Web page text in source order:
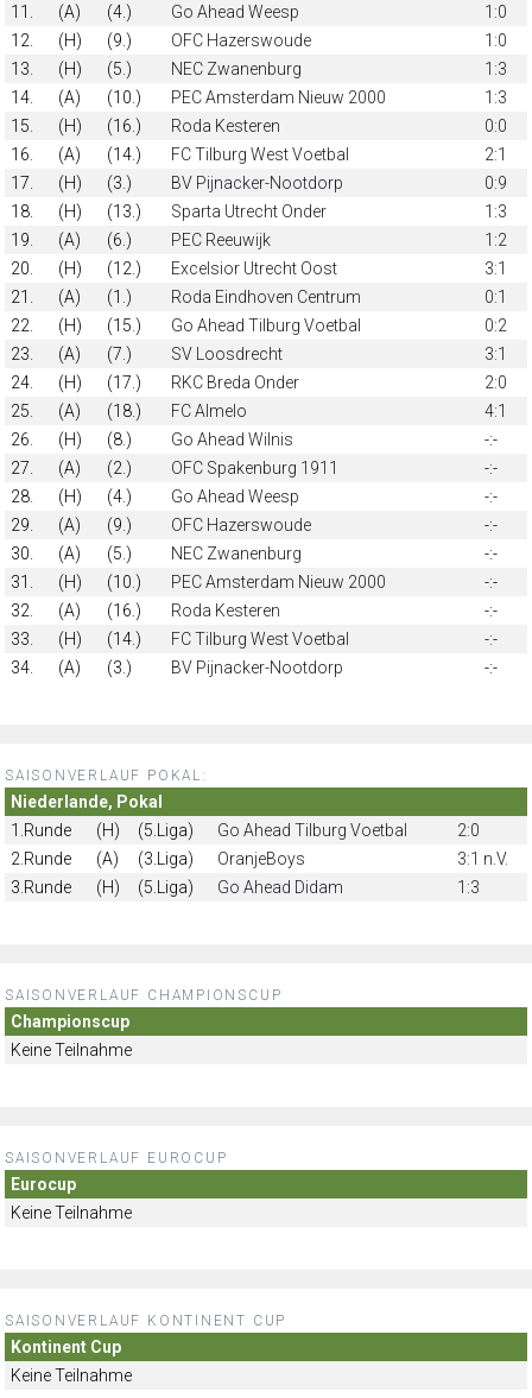
11.
(A) (4.) Go Ahead Weesp
1:0
12.
(H) (9.) OFC Hazerswoude
1:0
13.
(H) (5.) NEC Zwanenburg
1:3
14.
(A) (10.) PEC Amsterdam Nieuw 2000
1:3
15.
(H) (16.) Roda Kesteren
0:0
16.
(A) (14.) FC Tilburg West Voetbal
2:1
17.
(H) (3.) BV Pijnacker-Nootdorp
0:9
18.
(H) (13.) Sparta Utrecht Onder
1:3
19.
(A) (6.) PEC Reeuwijk
1:2
20.
(H) (12.) Excelsior Utrecht Oost
3:1
21.
(A) (1.) Roda Eindhoven Centrum
0:1
22.
(H) (15.) Go Ahead Tilburg Voetbal
0:2
23.
(A) (7.) SV Loosdrecht
3:1
24.
(H) (17.) RKC Breda Onder
2:0
25.
(A) (18.) FC Almelo
4:1
26.
(H) (8.) Go Ahead Wilnis
-:-
27.
(A) (2.) OFC Spakenburg 1911
-:-
28.
(H) (4.) Go Ahead Weesp
-:-
29.
(A) (9.) OFC Hazerswoude
-:-
30.
(A) (5.) NEC Zwanenburg
-:-
31.
(H) (10.) PEC Amsterdam Nieuw 2000
-:-
32.
(A) (16.) Roda Kesteren
-:-
33.
(H) (14.) FC Tilburg West Voetbal
-:-
34.
(A) (3.) BV Pijnacker-Nootdorp -:-
SAISONVERLAUF POKAL:
Niederlande, Pokal
1.Runde
(H) (5.Liga) Go Ahead Tilburg Voetbal
2:0
2.Runde
(A) (3.Liga) OranjeBoys
3:1 n.V.
3.Runde
(H) (5.Liga) Go Ahead Didam 1:3
SAISONVERLAUF CHAMPIONSCUP
Championscup
Keine Teilnahme
SAISONVERLAUF EUROCUP
Eurocup
Keine Teilnahme
SAISONVERLAUF KONTINENT CUP
Kontinent Cup
Keine Teilnahme